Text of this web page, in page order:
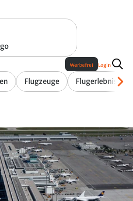
Flugzeuge Flugerlebnis
Werbefrei Login